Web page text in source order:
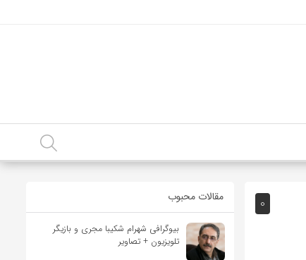
0 مقالات محبوب
بیوگرافی شهرام شکیبا مجری و بازیگر
تلویزیون + تصاویر